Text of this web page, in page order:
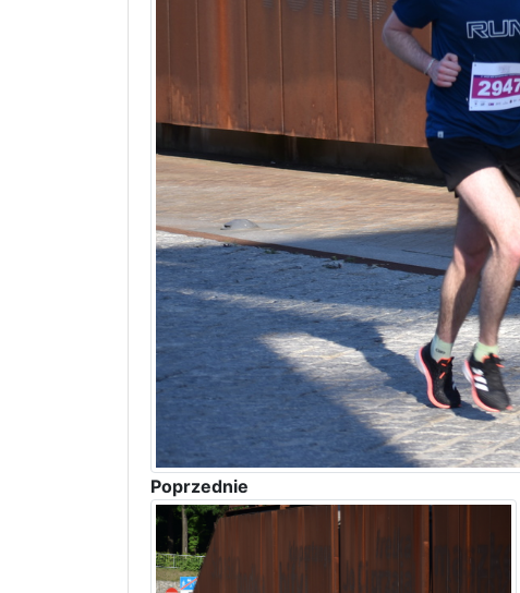
Poprzednie